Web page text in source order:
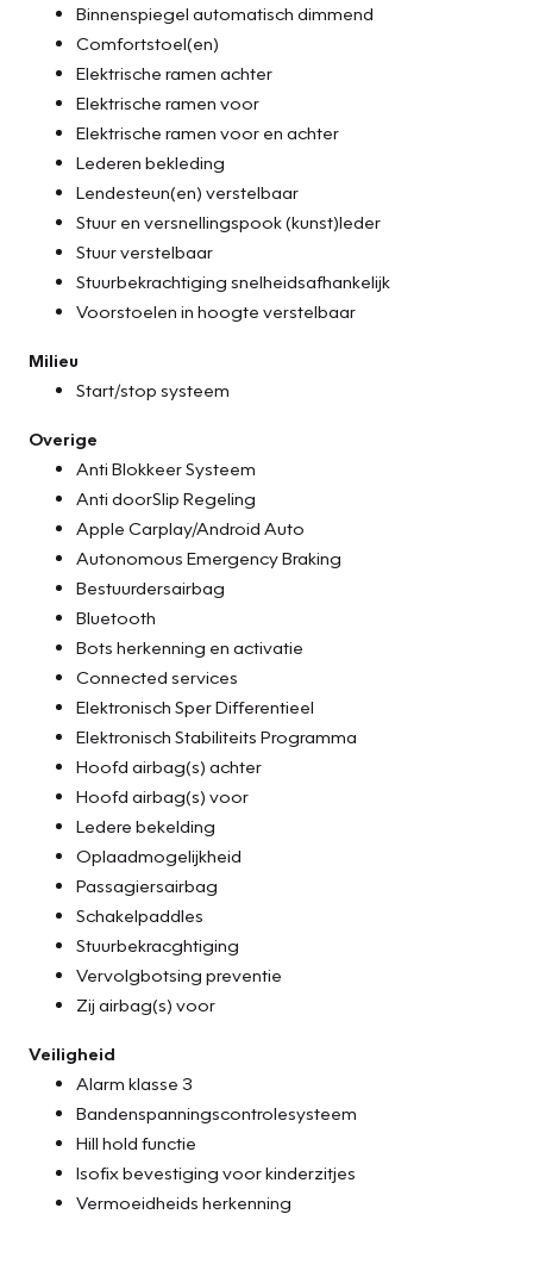
Binnenspiegel automatisch dimmend
Comfortstoel(en)
Elektrische ramen achter
Elektrische ramen voor
Elektrische ramen voor en achter
Lederen bekleding
Lendesteun(en) verstelbaar
Stuur en versnellingspook (kunst)leder
Stuur verstelbaar
Stuurbekrachtiging snelheidsafhankelijk
Voorstoelen in hoogte verstelbaar
Milieu
Start/stop systeem
Overige
Anti Blokkeer Systeem
Anti doorSlip Regeling
Apple Carplay/Android Auto
Autonomous Emergency Braking
Bestuurdersairbag
Bluetooth
Bots herkenning en activatie
Connected services
Elektronisch Sper Differentieel
Elektronisch Stabiliteits Programma
Hoofd airbag(s) achter
Hoofd airbag(s) voor
Ledere bekelding
Oplaadmogelijkheid
Passagiersairbag
Schakelpaddles
Stuurbekracghtiging
Vervolgbotsing preventie
Zij airbag(s) voor
Veiligheid
Alarm klasse 3
Bandenspanningscontrolesysteem
Hill hold functie
Isofix bevestiging voor kinderzitjes
Vermoeidheids herkenning